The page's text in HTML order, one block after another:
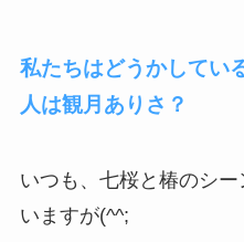
私たちはどうかしてい
人は観月ありさ？
いつも、七桜と椿のシ
いますが(^^;